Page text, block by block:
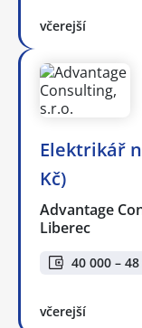
včerejší
Elektrikář
Kč)
Advantage
Liberec
40 000 –
včerejší